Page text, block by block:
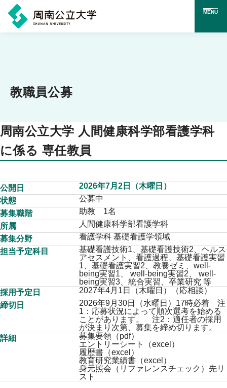
ン
ツ
ス
キ
ッ
プ
MENU
教職員公募
周南公立大学 人間健康科学部看護学科
に係る 専任教員
公開日
2026年7月2日（木曜日）
状態
公募中
募集職階
助教 1名
所属
人間健康科学部看護学科
募集分野
看護学科 基礎看護学領域
担当予定科目
基礎看護技術1、基礎看護技術2、ヘルス
アセスメント、看護過程、基礎看護実習
1、基礎看護実習2、教養ゼミ、well-
being実習1、 well-being実習2、 well-
being実習3、統合実習、卒業研究 等
採用予定日
2027年4月1日（木曜日）（応相談）
締切日
2026年9月30日（水曜日）17時必着 注
1：応募状況によって順次選考を始める
ことがあります。 注2：適任者の採用
が決まり次第、募集を締め切ります。
詳細
募集要領（pdf）
エントリーシート（excel）
履歴書（excel）
教育研究業績書（excel）
身元照会（リファレンスチェック）先リ
スト